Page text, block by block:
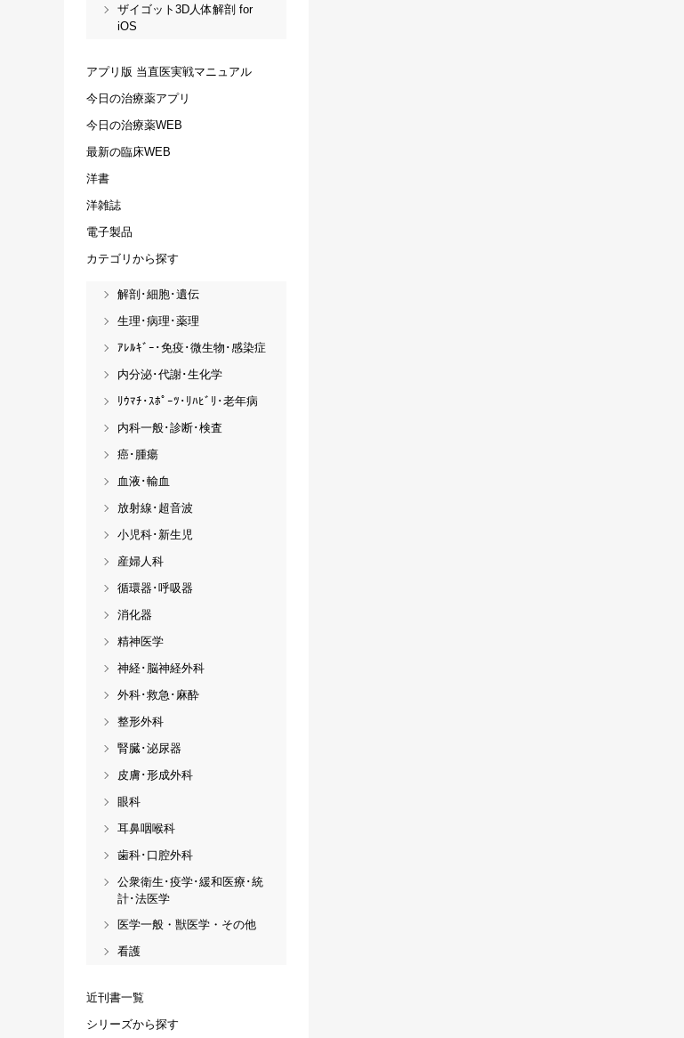
ザイゴット3D人体解剖 for
iOS
アプリ版 当直医実戦マニュアル
今日の治療薬アプリ
今日の治療薬WEB
最新の臨床WEB
洋書
洋雑誌
電子製品
カテゴリから探す
解剖･細胞･遺伝
生理･病理･薬理
ｱﾚﾙｷﾞｰ･免疫･微生物･感染症
内分泌･代謝･生化学
ﾘｳﾏﾁ･ｽﾎﾟｰﾂ･ﾘﾊﾋﾞﾘ･老年病
内科一般･診断･検査
癌･腫瘍
血液･輸血
放射線･超音波
小児科･新生児
産婦人科
循環器･呼吸器
消化器
精神医学
神経･脳神経外科
外科･救急･麻酔
整形外科
腎臓･泌尿器
皮膚･形成外科
眼科
耳鼻咽喉科
歯科･口腔外科
公衆衛生･疫学･緩和医療･統
計･法医学
医学一般・獣医学・その他
看護
近刊書一覧
シリーズから探す